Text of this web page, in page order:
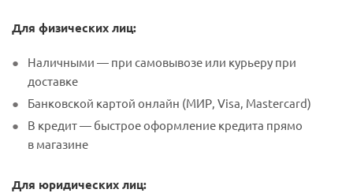
Для физических лиц:
Наличными — при самовывозе или курьеру при
доставке
Банковской картой онлайн (МИР, Visa, Mastercard)
В кредит — быстрое оформление кредита прямо
в магазине
Для юридических лиц: